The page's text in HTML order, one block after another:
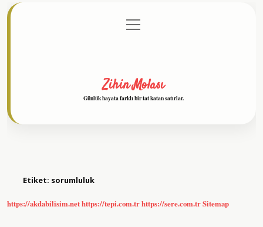
Gizlilik Politikası
menüyü
aç
Zihin Molası
Günlük hayata farklı bir tat katan satırlar.
Etiket: sorumluluk
https://akdabilisim.nethttps://tepi.com.trhttps://sere.com.trSitemap